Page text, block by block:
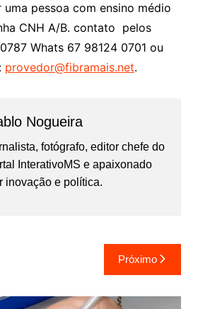
pessoa com ensino médio
CNH A/B. contato pelos
Whats 67 98124 0701 ou
provedor@fibramais.net.
Nogueira
fotógrafo, editor chefe do
InterativoMS e apaixonado
inovação e política.
Próximo